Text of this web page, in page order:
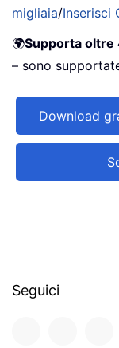
migliaia/Inserisci
🌍Supporta oltre
– sono
Download
Seguici